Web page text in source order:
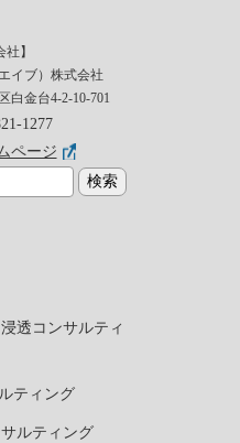
社】
イブ）株式会社
白金台4-2-10-701
1277
ページ
透コンサルティ
ティング
ルティング